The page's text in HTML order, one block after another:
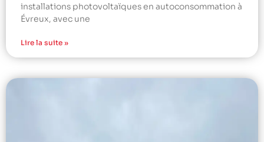
installations photovoltaïques en autoconsommation à
Évreux, avec une
Lire la suite »